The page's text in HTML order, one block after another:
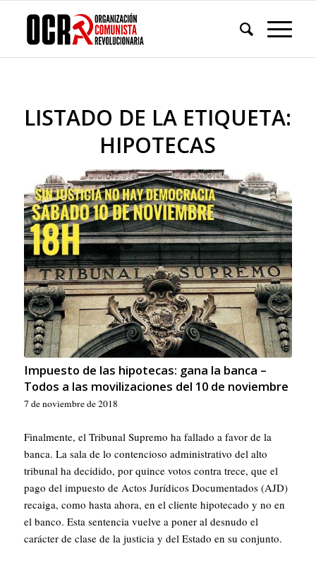
LISTADO DE LA ETIQUETA:
HIPOTECAS
Impuesto de las hipotecas: gana la banca –
Todos a las movilizaciones del 10 de noviembre
7 de noviembre de 2018
Finalmente, el Tribunal Supremo ha fallado a favor de la
banca. La sala de lo contencioso administrativo del alto
tribunal ha decidido, por quince votos contra trece, que el
pago del impuesto de Actos Jurídicos Documentados (AJD)
recaiga, como hasta ahora, en el cliente hipotecado y no en
el banco. Esta sentencia vuelve a poner al desnudo el
carácter de clase de la justicia y del Estado en su conjunto.